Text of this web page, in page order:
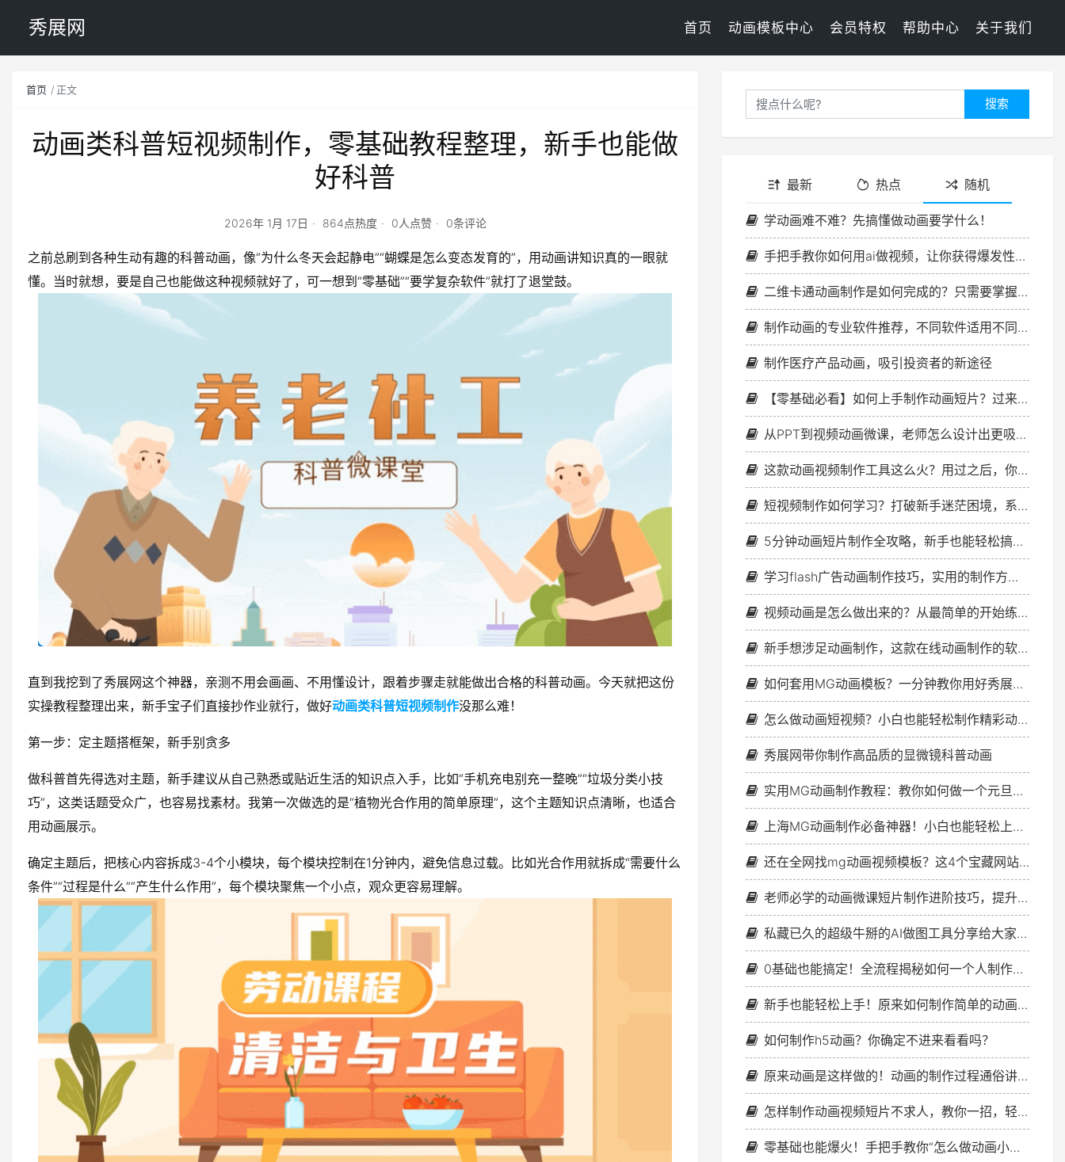
秀展网 首页 动画模板中心 会员特权 帮助中心 关于我们
首页 正文
动画类科普短视频制作，零基础教程整理，新手也能做
好科普
2026年 1月 17日 864点热度 0人点赞 0条评论
之前总刷到各种生动有趣的科普动画，像“为什么冬天会起静电”“蝴蝶是怎么变态发育的”，用动画讲知识真的一眼就
懂。当时就想，要是自己也能做这种视频就好了，可一想到“零基础”“要学复杂软件”就打了退堂鼓。
直到我挖到了秀展网这个神器，亲测不用会画画、不用懂设计，跟着步骤走就能做出合格的科普动画。今天就把这份
实操教程整理出来，新手宝子们直接抄作业就行，做好动画类科普短视频制作没那么难！
第一步：定主题搭框架，新手别贪多
做科普首先得选对主题，新手建议从自己熟悉或贴近生活的知识点入手，比如“手机充电别充一整晚”“垃圾分类小技
巧”，这类话题受众广，也容易找素材。我第一次做选的是“植物光合作用的简单原理”，这个主题知识点清晰，也适合
用动画展示。
确定主题后，把核心内容拆成3-4个小模块，每个模块控制在1分钟内，避免信息过载。比如光合作用就拆成“需要什么
条件”“过程是什么”“产生什么作用”，每个模块聚焦一个小点，观众更容易理解。
搜索
最新 热点 随机
学动画难不难？先搞懂做动画要学什么！
手把手教你如何用ai做视频，让你获得爆发性提升！
二维卡通动画制作是如何完成的？只需要掌握几个关键步骤
制作动画的专业软件推荐，不同软件适用不同场景
制作医疗产品动画，吸引投资者的新途径
【零基础必看】如何上手制作动画短片？过来人分享4个绝招，让你少走弯路！
从PPT到视频动画微课，老师怎么设计出更吸引人的教学内容？
这款动画视频制作工具这么火？用过之后，你就会明白！
短视频制作如何学习？打破新手迷茫困境，系统化学习方案
5分钟动画短片制作全攻略，新手也能轻松搞定！
学习flash广告动画制作技巧，实用的制作方法分享
视频动画是怎么做出来的？从最简单的开始练起就好
新手想涉足动画制作，这款在线动画制作的软件是敲门砖
如何套用MG动画模板？一分钟教你用好秀展网模板
怎么做动画短视频？小白也能轻松制作精彩动画短视频
秀展网带你制作高品质的显微镜科普动画
实用MG动画制作教程：教你如何做一个元旦跨年快闪视频
上海MG动画制作必备神器！小白也能轻松上手的工具分享来啦
还在全网找mg动画视频模板？这4个宝藏网站真的别错过！
老师必学的动画微课短片制作进阶技巧，提升课堂互动感
私藏已久的超级牛掰的AI做图工具分享给大家，再不用就亏了！
0基础也能搞定！全流程揭秘如何一个人制作动画短片
新手也能轻松上手！原来如何制作简单的动画这么容易！
如何制作h5动画？你确定不进来看看吗？
原来动画是这样做的！动画的制作过程通俗讲解
怎样制作动画视频短片不求人，教你一招，轻松上手！
零基础也能爆火！手把手教你“怎么做动画小视频”吸粉变现